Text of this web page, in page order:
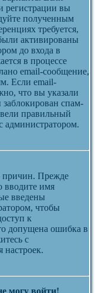
регистрации вы
полученным
требуется,
активированы
до входа в
в процессе
email-сообщение,
Если email-
что вы указали
спам-
правильный
администратором.
причин. Прежде
вводите имя
введены
чтобы
к
допущена ошибка в
с
настроек.
могу войти!